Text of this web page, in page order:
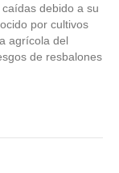
debido a su
por cultivos
agrícola del
de resbalones